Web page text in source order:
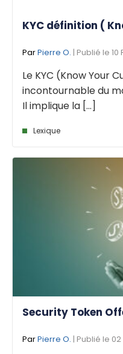
KYC définition (
ParPierre O. | Publié le 10
Le KYC (Know Your
incontournable du
Il implique la [...]
Lexique
Security Token
ParPierre O. | Publié le 02